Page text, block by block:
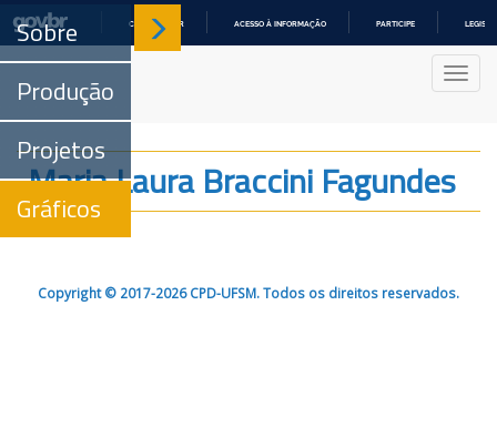
COMUNICA BR ACESSO À INFORMAÇÃO PARTICIPE
Sobre
Produção
Projetos
Gráficos
Maria Laura Braccini Fagundes
Copyright © 2017-2026 CPD-UFSM. Todos os direitos reservados.